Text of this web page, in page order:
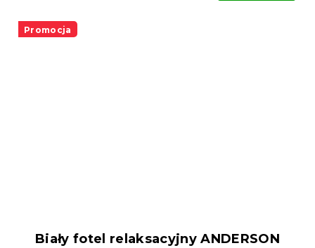
Promocja
Biały fotel relaksacyjny ANDERSON